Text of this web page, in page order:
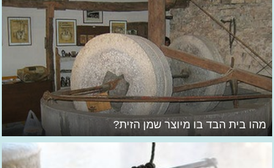
מהו בית הבד בו מיוצר שמן הזית?